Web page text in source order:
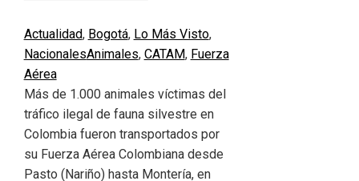
Actualidad, Bogotá, Lo Más Visto,
NacionalesAnimales, CATAM, Fuerza
Aérea
Más de 1.000 animales víctimas del
tráfico ilegal de fauna silvestre en
Colombia fueron transportados por
su Fuerza Aérea Colombiana desde
Pasto (Nariño) hasta Montería, en